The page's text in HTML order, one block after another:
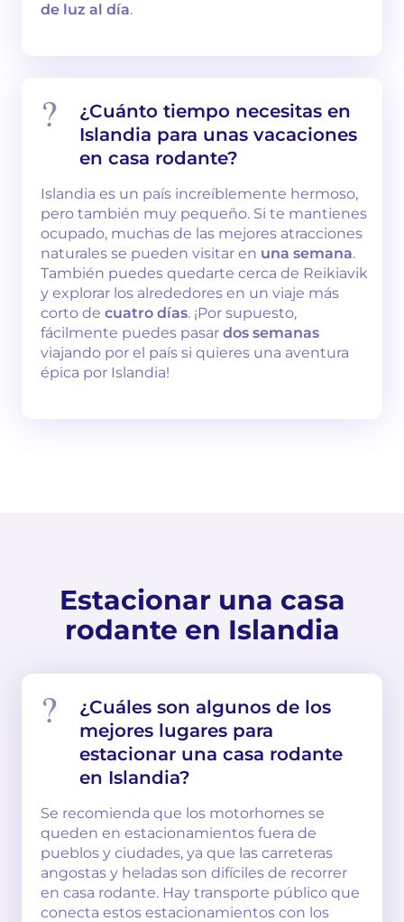
de luz al día.
¿Cuánto tiempo necesitas en
Islandia para unas vacaciones
en casa rodante?
Islandia es un país increíblemente hermoso,
pero también muy pequeño. Si te mantienes
ocupado, muchas de las mejores atracciones
naturales se pueden visitar en una semana.
También puedes quedarte cerca de Reikiavik
y explorar los alrededores en un viaje más
corto de cuatro días. ¡Por supuesto,
fácilmente puedes pasar dos semanas
viajando por el país si quieres una aventura
épica por Islandia!
Estacionar una casa
rodante en Islandia
¿Cuáles son algunos de los
mejores lugares para
estacionar una casa rodante
en Islandia?
Se recomienda que los motorhomes se
queden en estacionamientos fuera de
pueblos y ciudades, ya que las carreteras
angostas y heladas son difíciles de recorrer
en casa rodante. Hay transporte público que
conecta estos estacionamientos con los